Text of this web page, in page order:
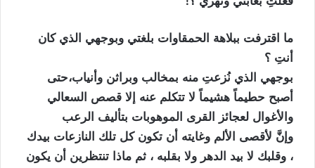
ما اقترفت ببلاهة الحمقاوات بلغتي وبوجهي الذي كان
أنتِ ؟
بوجهي الذي نُزعتِ منه بمخالب وبراثن وأنياب،حتى
أصبح حطيماً هشيماً لا تتكلم عنه إلا قصص السعالي
والأغوال لعجائز القرى الموهوبات بتأليف الرعب
وإنَّ لأقصى الألم وغايته أن تكون كل تلك النازعات بيدك
، وقلبك لا بيد الدهر ولا بقلبه ، ثم ماذا تنتظرين أن يكون